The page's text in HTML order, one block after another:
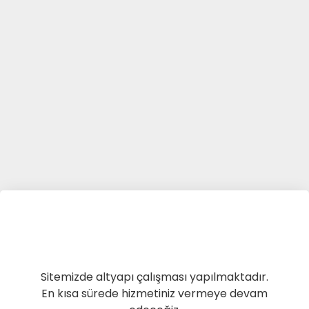
Sitemizde altyapı çalışması yapılmaktadır.
En kısa sürede hizmetiniz vermeye devam